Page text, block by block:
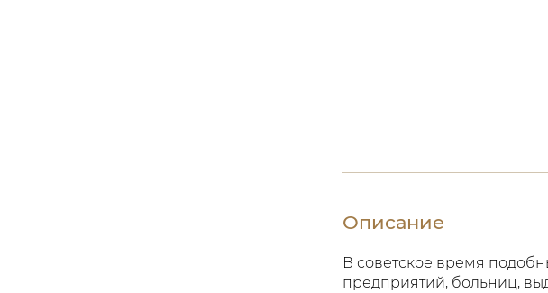
Описание
В советское время
предприятий, больниц,